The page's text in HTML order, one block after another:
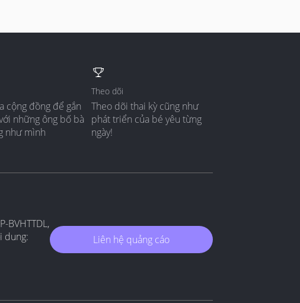
cộng đồng để gắn
những ông bố bà
như mình
Theo dõi
Theo dõi thai kỳ cũng như
phát triển của bé yêu từng
ngày!
BVHTTDL,
dung:
Liên hệ quảng cáo